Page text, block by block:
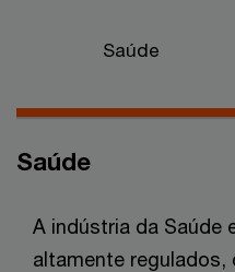
Saúde
Saúde
A indústria da Saúde
altamente